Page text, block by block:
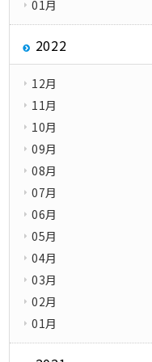
01月
2022
12月
11月
10月
09月
08月
07月
06月
05月
04月
03月
02月
01月